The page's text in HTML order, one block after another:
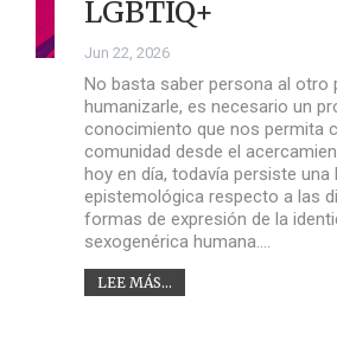
LGBTIQ+
Jun 22, 2026
No basta saber persona al otro
humanizarle, es necesario un
conocimiento que nos permita
comunidad desde el
hoy en día, todavía persiste una
epistemológica respecto a las
formas de expresión de la
sexogenérica humana.…
LEE MÁS...